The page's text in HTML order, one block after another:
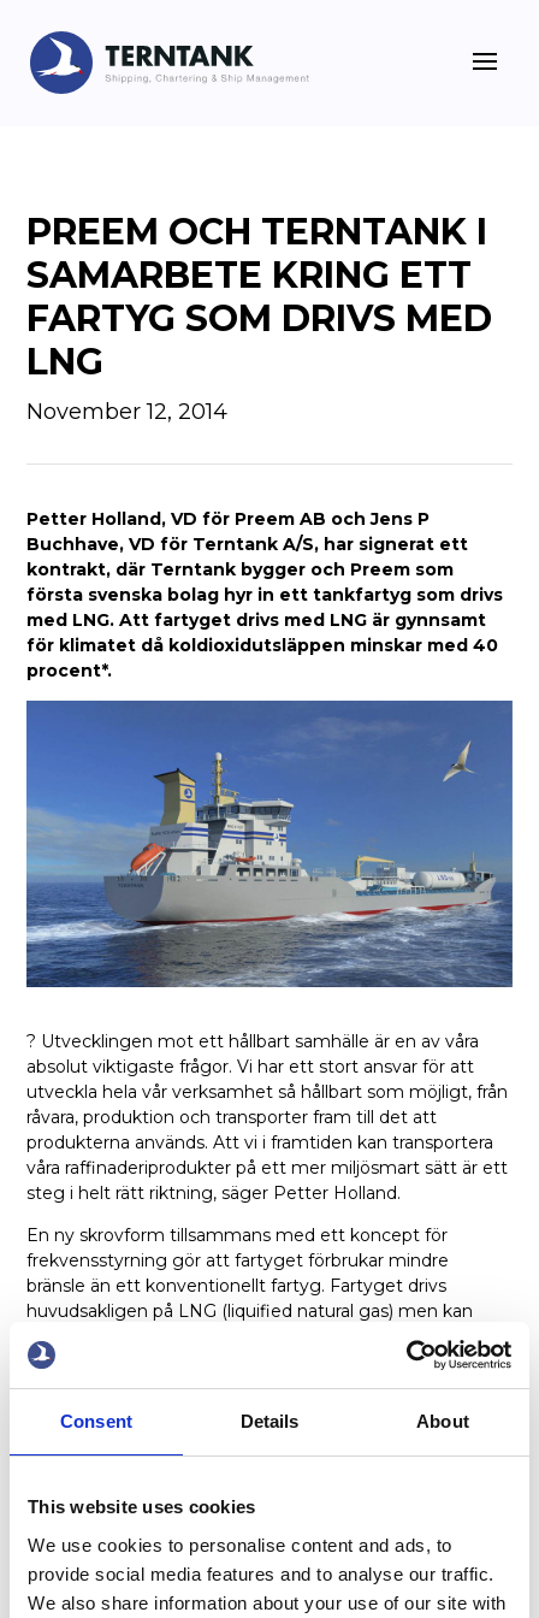
Consent Details About
This website uses cookies
We use cookies to personalise content and ads, to
provide social media features and to analyse our traffic.
We also share information about your use of our site with
PREEM OCH TERNTANK I
SAMARBETE KRING ETT
FARTYG SOM DRIVS MED
LNG
November 12, 2014
Petter Holland, VD för Preem AB och Jens P
Buchhave, VD för Terntank A/S, har signerat ett
kontrakt, där Terntank bygger och Preem som
första svenska bolag hyr in ett tankfartyg som drivs
med LNG. Att fartyget drivs med LNG är gynnsamt
för klimatet då koldioxidutsläppen minskar med 40
procent*.
? Utvecklingen mot ett hållbart samhälle är en av våra
absolut viktigaste frågor. Vi har ett stort ansvar för att
utveckla hela vår verksamhet så hållbart som möjligt, från
råvara, produktion och transporter fram till det att
produkterna används. Att vi i framtiden kan transportera
våra raffinaderiprodukter på ett mer miljösmart sätt är ett
steg i helt rätt riktning, säger Petter Holland.
En ny skrovform tillsammans med ett koncept för
frekvensstyrning gör att fartyget förbrukar mindre
bränsle än ett konventionellt fartyg. Fartyget drivs
huvudsakligen på LNG (liquified natural gas) men kan
även köras på gasolja, så kallad Dual Fuel, om så skulle
behövas. Fartyget är ett i en serie av fyra som rederiet
Terntank bygger, och det första som kommer att gå för
ett svenskt bolag.
– Det vi prioriterar högst är sjösäkerhet, arbetsmiljö
dessa områden. Genom att kombinera senaste
tankfartygssegmentet innebär det att vi nu kan bygga
ett mycket energieffektiv tankfartyg. Ett fartyg som
både är anpassad till den nordeuropeiska marknaden och